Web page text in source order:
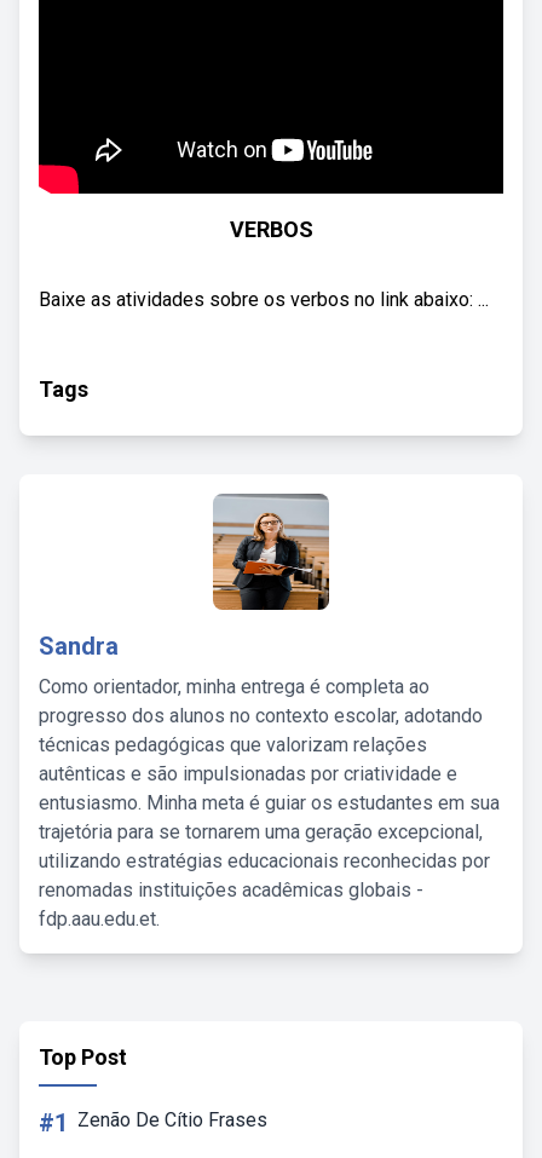
VERBOS
Baixe as atividades sobre os verbos no link abaixo: ...
Tags
Sandra
Como orientador, minha entrega é completa ao
progresso dos alunos no contexto escolar, adotando
técnicas pedagógicas que valorizam relações
autênticas e são impulsionadas por criatividade e
entusiasmo. Minha meta é guiar os estudantes em sua
trajetória para se tornarem uma geração excepcional,
utilizando estratégias educacionais reconhecidas por
renomadas instituições acadêmicas globais -
fdp.aau.edu.et.
Top Post
#1 Zenão De Cítio Frases